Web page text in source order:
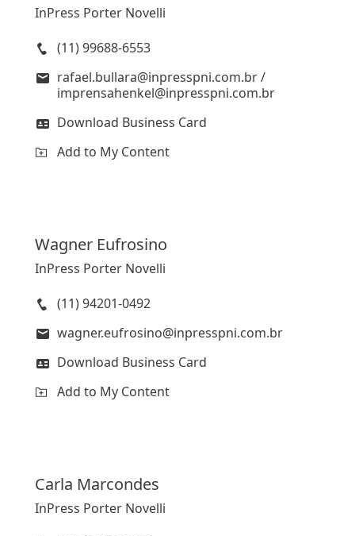
InPress Porter Novelli
(11) 99688-6553
rafael.bullara@inpresspni.com.br /
imprensahenkel@inpresspni.com.br
Download Business Card
Add to My Content
Wagner Eufrosino
InPress Porter Novelli
(11) 94201-0492
wagner.eufrosino@inpresspni.com.br
Download Business Card
Add to My Content
Carla Marcondes
InPress Porter Novelli